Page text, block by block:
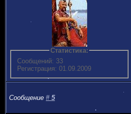
Статистика:
Сообщений: 33
Регистрация: 01.09.2009
Сообщение # 5